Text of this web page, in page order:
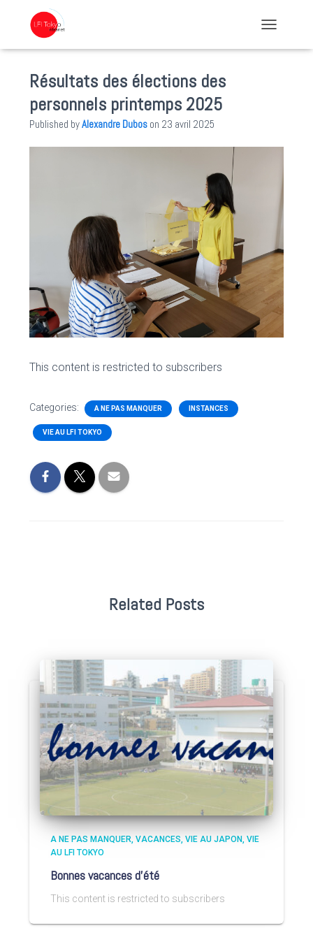
Résultats des élections des
personnels printemps 2025
Published byAlexandre Dubos on 23 avril 2025
This content is restricted to subscribers
Categories: A NE PAS MANQUER INSTANCES
VIE AU LFI TOKYO
Related Posts
A NE PAS MANQUER VACANCES VIE AU JAPON VIE
AU LFI TOKYO
Bonnes vacances d’été
This content is restricted to subscribers